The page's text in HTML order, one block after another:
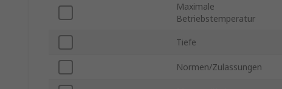
Maximale
Betriebstemperatur
Tiefe
Normen/Zulassungen